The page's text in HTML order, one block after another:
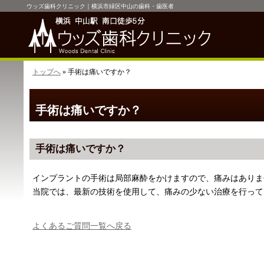
手術は痛いですか？
ウッズ歯科クリニック｜横浜市緑区中山の歯科・歯医者
トップへ » 手術は痛いですか？
手術は痛いですか？
インプラントの手術は局部麻酔をかけますので、痛みはあり
当院では、最新の技術を使用して、痛みの少ない治療を行っ
よくあるご質問一覧へ戻る